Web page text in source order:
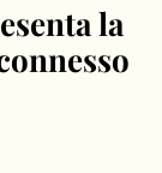
la